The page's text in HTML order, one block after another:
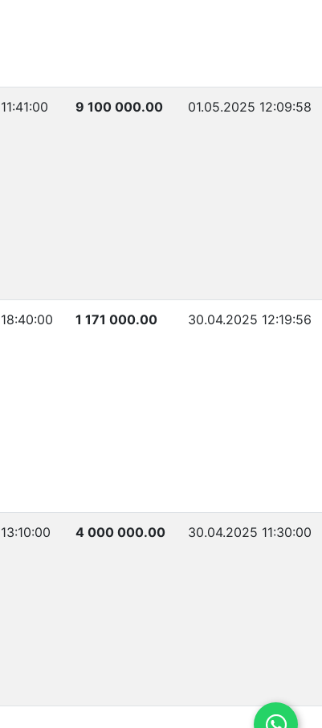
9 100 000.00 01.05.2025 12:09:58
1 171 000.00 30.04.2025 12:19:56
4 000 000.00 30.04.2025 11:30:00